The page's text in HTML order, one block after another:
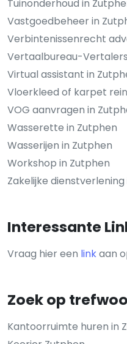
Tuinonderhoud in
Vastgoedbeheer in
Verbintenissenrecht
Vertaalbureau-
Virtual assistant in
Vloerkleed of karpet
VOG aanvragen in
Wasserette in Zutphen
Wasserijen in Zutphen
Workshop in Zutphen
Zakelijke
Interessante
Vraag hier een linkaan
Zoek op
Kantoorruimte huren in